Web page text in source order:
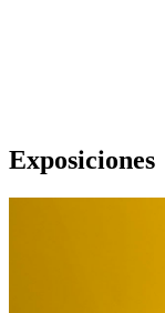
Exposiciones